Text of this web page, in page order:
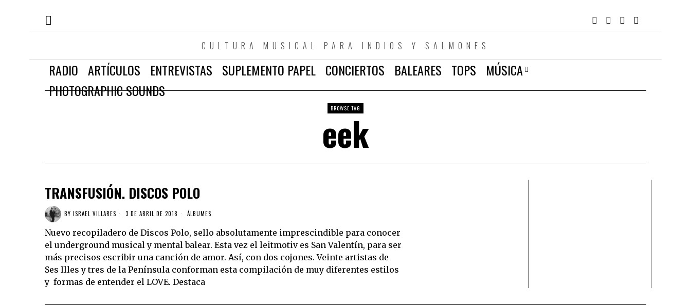
CULTURA MUSICAL PARA INDIOS Y SALMONES
RADIO ARTÍCULOS ENTREVISTAS SUPLEMENTO PAPEL CONCIERTOS BALEARES TOPS
MÚSICA
PHOTOGRAPHIC SOUNDS
BROWSE TAG
eek
TRANSFUSIÓN. DISCOS POLO
BY ISRAEL VILLARES 3 DE ABRIL DE 2018 ÁLBUMES
Nuevo recopiladero de Discos Polo, sello absolutamente imprescindible para conocer
el underground musical y mental balear. Esta vez el leitmotiv es San Valentín, para ser
más precisos escribir una canción de amor. Así, con dos cojones. Veinte artistas de
Ses Illes y tres de la Península conforman esta compilación de muy diferentes estilos
y formas de entender el LOVE. Destaca